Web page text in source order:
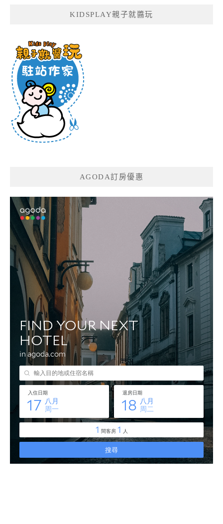
KIDSPLAY親子就醬玩
AGODA訂房優惠